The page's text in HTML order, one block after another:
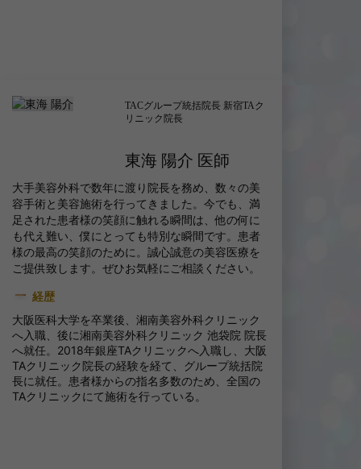
TACグループ統括院長 新宿TAク
リニック院長
東海 陽介 医師
大手美容外科で数年に渡り院長を務め、数々の美
容手術と美容施術を行ってきました。今でも、満
足された患者様の笑顔に触れる瞬間は、他の何に
も代え難い、僕にとっても特別な瞬間です。患者
様の最高の笑顔のために。誠心誠意の美容医療を
ご提供致します。ぜひお気軽にご相談ください。
経歴
大阪医科大学を卒業後、湘南美容外科クリニック
へ入職、後に湘南美容外科クリニック 池袋院 院長
へ就任。2018年銀座TAクリニックへ入職し、大阪
TAクリニック院長の経験を経て、グループ統括院
長に就任。患者様からの指名多数のため、全国の
TAクリニックにて施術を行っている。